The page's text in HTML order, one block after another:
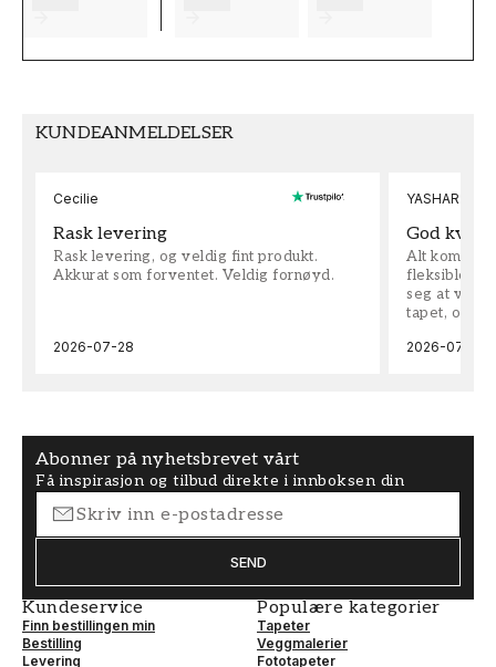
KUNDEANMELDELSER
Cecilie
Rask levering
Rask levering, og veldig fint produkt.
Akkurat som forventet. Veldig fornøyd.
2026-07-28
YASHAR
God
Alt kom
fleksible på
seg at vi
tapet, og
2026-07-04
Abonner på nyhetsbrevet vårt
Få inspirasjon og tilbud direkte i innboksen din
SEND
Kundeservice
Finn bestillingen min
Bestilling
Levering
Populære kategorier
Tapeter
Veggmalerier
Fototapeter